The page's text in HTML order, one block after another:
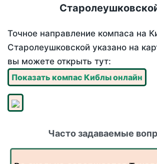
Точное направление компаса на
Старолеушковской указано на
вы можете открыть тут:
Показать компас Киблы онлайн
Часто задаваемые